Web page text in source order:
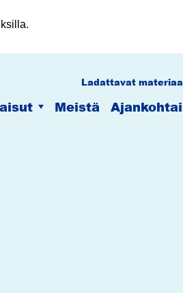
Ladattavat
Meistä